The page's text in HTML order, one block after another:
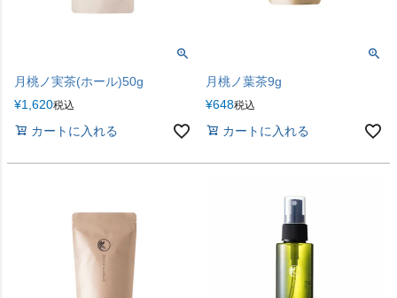
月桃ノ実茶(ホール)50g
¥1,620税込
カートに入れる
月桃ノ葉茶9g
¥648税込
カートに入れる